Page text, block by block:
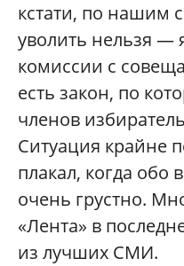
кстати, по нашим
уволить нельзя —
комиссии с
есть закон, по
членов
Ситуация крайне
плакал, когда обо
очень грустно.
«Лента» в
из лучших СМИ.